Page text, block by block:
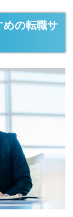
の転職サ